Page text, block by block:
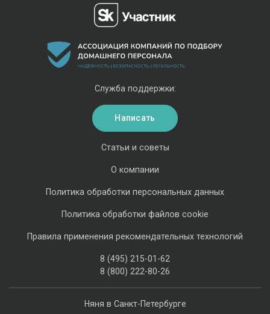
Няня в Санкт-Петербурге
Статьи и советы
О компании
Политика обработки персональных данных
Политика обработки файлов cookie
Правила применения рекомендательных технологий
8 (495) 215-01-62
8 (800) 222-80-26
Служба поддержки:
Написать